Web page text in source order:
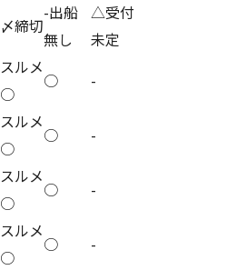
〆締切
-出船
無し
△受付
未定
スルメ
○
○ -
スルメ
○
○ -
スルメ
○
○ -
スルメ
○
○ -